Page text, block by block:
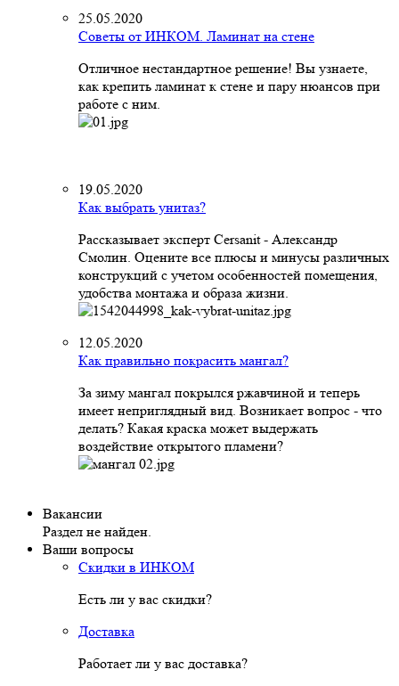
25.05.2020
Советы от ИНКОМ. Ламинат на стене
Отличное нестандартное решение! Вы узнаете,
как крепить ламинат к стене и пару нюансов при
работе с ним.
19.05.2020
Как выбрать унитаз?
Рассказывает эксперт Cersanit - Александр
Смолин. Оцените все плюсы и минусы различных
конструкций с учетом особенностей помещения,
удобства монтажа и образа жизни.
12.05.2020
Как правильно покрасить мангал?
За зиму мангал покрылся ржавчиной и теперь
имеет неприглядный вид. Возникает вопрос - что
делать? Какая краска может выдержать
воздействие открытого пламени?
Вакансии
Раздел не найден.
Ваши вопросы
Скидки в ИНКОМ
Есть ли у вас скидки?
Доставка
Работает ли у вас доставка?